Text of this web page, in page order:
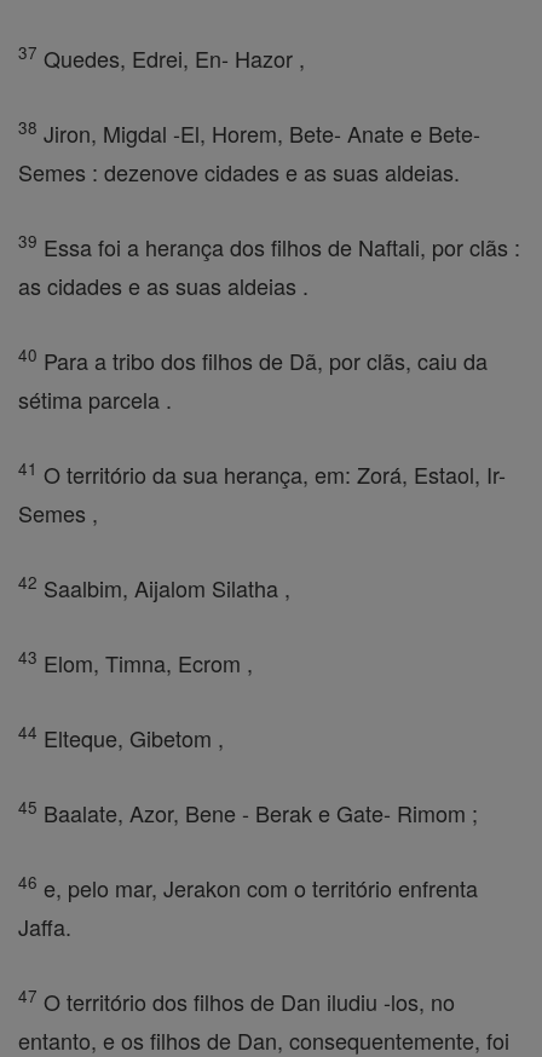
37 Quedes, Edrei, En- Hazor ,
38 Jiron, Migdal -El, Horem, Bete- Anate e Bete-
Semes : dezenove cidades e as suas aldeias.
39 Essa foi a herança dos filhos de Naftali, por clãs :
as cidades e as suas aldeias .
40 Para a tribo dos filhos de Dã, por clãs, caiu da
sétima parcela .
41 O território da sua herança, em: Zorá, Estaol, Ir-
Semes ,
42 Saalbim, Aijalom Silatha ,
43 Elom, Timna, Ecrom ,
44 Elteque, Gibetom ,
45 Baalate, Azor, Bene - Berak e Gate- Rimom ;
46 e, pelo mar, Jerakon com o território enfrenta
Jaffa.
47 O território dos filhos de Dan iludiu -los, no
entanto, e os filhos de Dan, consequentemente, foi